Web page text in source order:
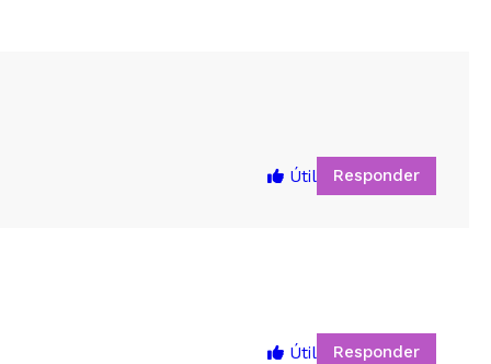
Útil Responder
Útil Responder